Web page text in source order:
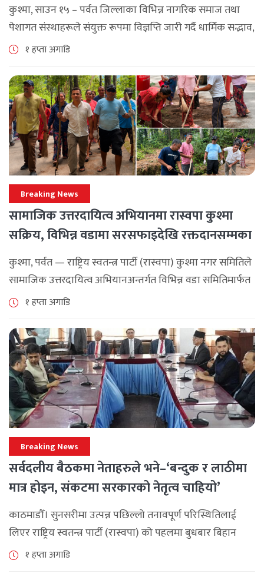
कुश्मा, साउन १५ – पर्वत जिल्लाका विभिन्न नागरिक समाज तथा
पेशागत संस्थाहरूले संयुक्त रूपमा विज्ञप्ति जारी गर्दै धार्मिक सद्भाव,
सामाजिक एकता र कानुनी शासन कायम राख्न सबै पक्षलाई संयमता
१ हप्ता अगाडि
Breaking News
सामाजिक उत्तरदायित्व अभियानमा रास्वपा कुश्मा
सक्रिय, विभिन्न वडामा सरसफाइदेखि रक्तदानसम्मका
कार्यक्रम
कुश्मा, पर्वत — राष्ट्रिय स्वतन्त्र पार्टी (रास्वपा) कुश्मा नगर समितिले
सामाजिक उत्तरदायित्व अभियानअन्तर्गत विभिन्न वडा समितिमार्फत
समुदाय केन्द्रित र सेवामूलक कार्यक्रम सञ्चालन गरिरहेको जनाएको
१ हप्ता अगाडि
Breaking News
सर्वदलीय बैठकमा नेताहरुले भने–‘बन्दुक र लाठीमा
मात्र होइन, संकटमा सरकारको नेतृत्व चाहियो’
काठमाडौँ। सुनसरीमा उत्पन्न पछिल्लो तनावपूर्ण परिस्थितिलाई
लिएर राष्ट्रिय स्वतन्त्र पार्टी (रास्वपा) को पहलमा बुधबार बिहान
सिंहदरबारमा सर्वदलीय बैठक जारी छ। रास्वपाका सभापति रवि
१ हप्ता अगाडि